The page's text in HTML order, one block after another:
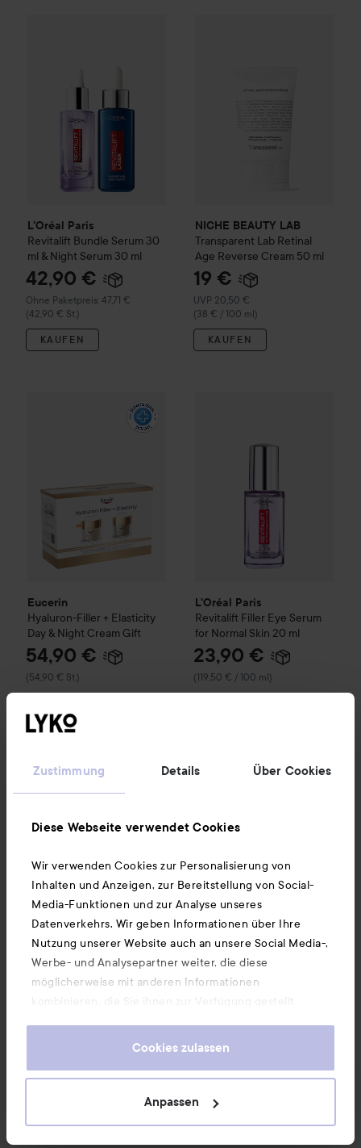
Zustimmung Details Über Cookies
Diese Webseite verwendet Cookies
Wir verwenden Cookies zur Personalisierung von
Inhalten und Anzeigen, zur Bereitstellung von Social-
Media-Funktionen und zur Analyse unseres
Datenverkehrs. Wir geben Informationen über Ihre
Nutzung unserer Website auch an unsere Social Media-,
Werbe- und Analysepartner weiter, die diese
möglicherweise mit anderen Informationen
kombinieren, die Sie ihnen zur Verfügung gestellt
gesammelt haben. Wenn Sie unsere Website weiterhin
Cookies zu. Informationen darüber, wie Sie Ihre Cookie-
Einstellungen ändern können, finden Sie in unseren
Cookies zulassen
Anpassen
L'Oréal Paris
Revitalift Bundle Serum 30
ml & Night Serum 30 ml
42,90 €
Ohne Paketpreis: 47,71 €
(42,90 € St.)
KAUFEN
NICHE BEAUTY LAB
Transparent Lab Retinal
Age Reverse Cream 50 ml
19 €
UVP 20,50 €
Empfohlener Preis 20,50 €
(38 € / 100 ml)
KAUFEN
Eucerin
Hyaluron-Filler + Elasticity
Day & Night Cream Gift
54,90 €
(54,90 € St.)
KAUFEN
Hyaluron-Filler + Elasticity
L'Oréal Paris
Revitalift Filler Eye Serum
for Normal Skin 20 ml
23,90 €
(119,50 € / 100 ml)
Neuigkeiten und Angebote
Folge uns
Kundenservice
Informationen
Ebenfalls interessant
Unsere App herunterladen